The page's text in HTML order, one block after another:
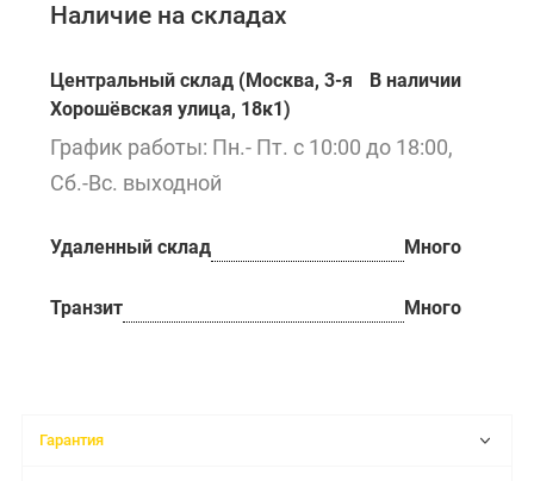
Наличие на складах
Центральный склад (Москва, 3-я
Хорошёвская улица, 18к1)
В наличии
График работы: Пн.- Пт. с 10:00 до 18:00,
Сб.-Вс. выходной
Удаленный склад Много
Транзит Много
Гарантия